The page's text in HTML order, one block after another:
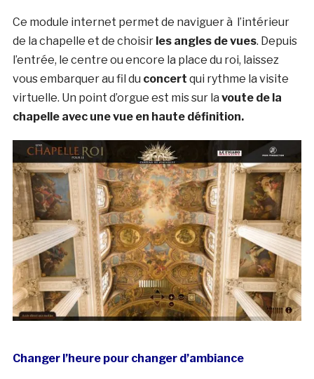
Ce module internet permet de naviguer à l’intérieur
de la chapelle et de choisir les angles de vues. Depuis
l’entrée, le centre ou encore la place du roi, laissez
vous embarquer au fil du concert qui rythme la visite
virtuelle. Un point d’orgue est mis sur la voute de la
chapelle avec une vue en haute définition.
Changer l’heure pour changer d’ambiance